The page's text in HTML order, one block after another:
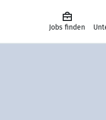
Jobs finden